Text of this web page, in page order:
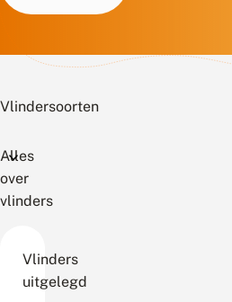
Vlindersoorten
Alles
over
vlinders
Vlinders
uitgelegd